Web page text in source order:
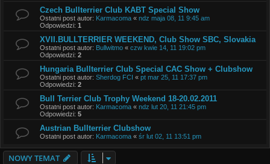
Czech Bullterrier Club KABT Special Show
Ostatni post autor: Karmacoma « ndz maja 08, 11 9:45 am
Odpowiedzi: 1
XVII.BULLTERRIER WEEKEND, Club Show SBC, Slovakia
Ostatni post autor: Bullwitmo « czw kwie 14, 11 19:02 pm
Odpowiedzi: 2
Hungaria Bullterrier Club Special CAC Show + Clubshow
Ostatni post autor: Sherdog FCI « pt mar 25, 11 17:37 pm
Odpowiedzi: 2
Bull Terrier Club Trophy Weekend 18-20.02.2011
Ostatni post autor: Karmacoma « ndz lut 20, 11 21:45 pm
Odpowiedzi: 5
Austrian Bullterrier Clubshow
Ostatni post autor: Karmacoma « śr lut 02, 11 13:51 pm
NOWY TEMAT